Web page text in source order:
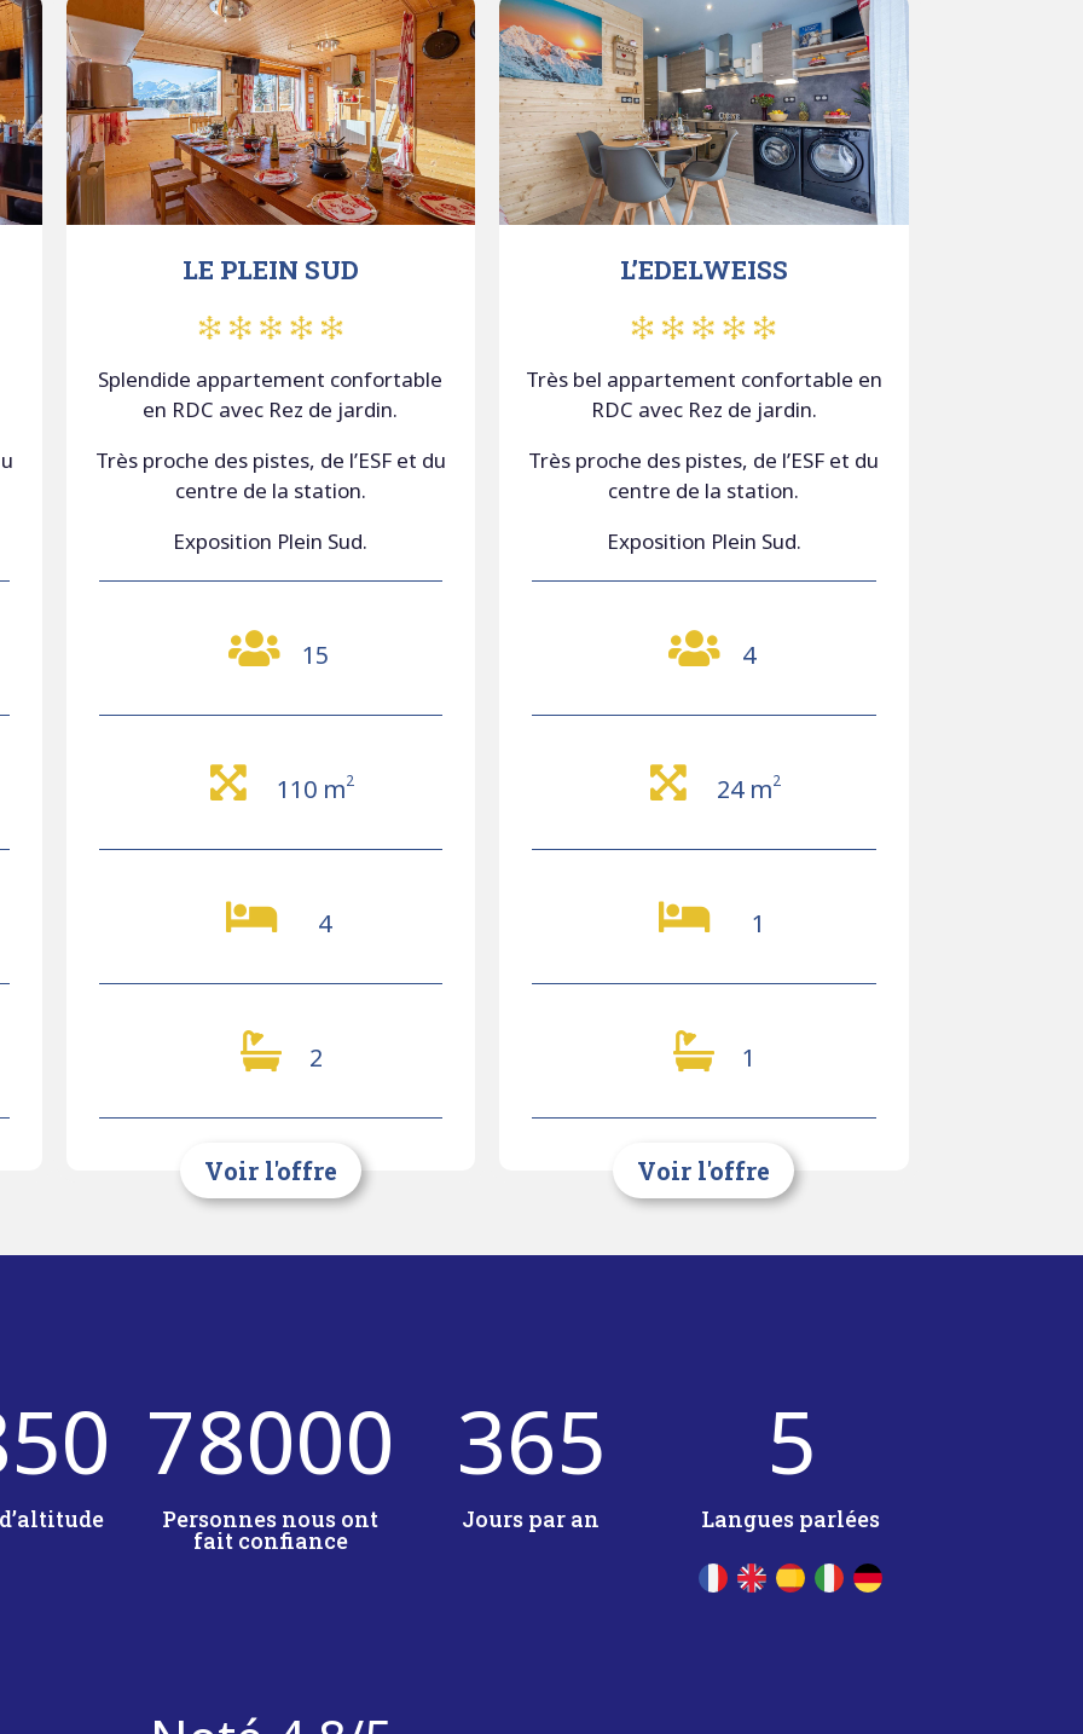
LE PLEIN SUD
Splendide appartement confortable
en RDC avec Rez de jardin.
Très proche des pistes, de l’ESF et du
centre de la station.
Exposition Plein Sud.
15
110 m2
4
2
Voir l'offre
L’EDELWEISS
Très bel appartement confortable en
RDC avec Rez de jardin.
Très proche des pistes, de l’ESF et du
centre de la station.
Exposition Plein Sud.
4
24 m2
1
1
Voir l'offre
78000
Personnes nous ont
fait confiance
365
Jours par an
5
Langues parlées